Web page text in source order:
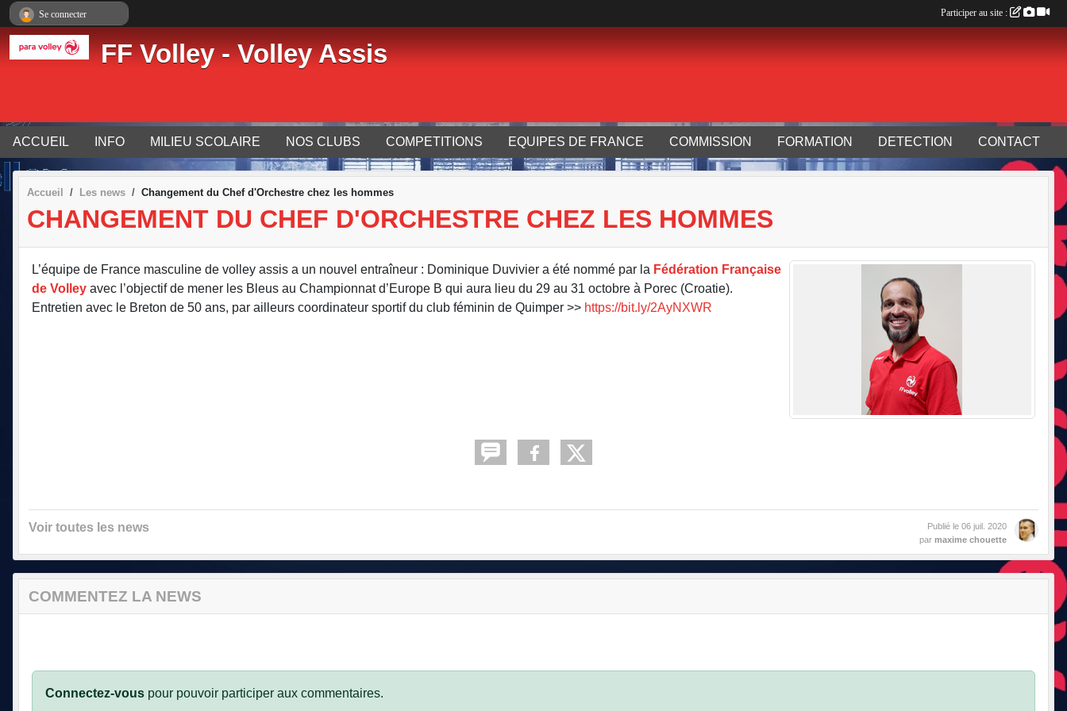
FF Volley - Volley Assis
ACCUEIL INFO MILIEU SCOLAIRE NOS CLUBS COMPETITIONS EQUIPES DE FRANCE COMMISSION FORMATION DETECTION CONTACT
Accueil Les news Changement du Chef d'Orchestre chez les hommes
CHANGEMENT DU CHEF D'ORCHESTRE CHEZ LES HOMMES
L’équipe de France masculine de volley assis a un nouvel entraîneur : Dominique Duvivier a été nommé par la Fédération Française
de Volley avec l’objectif de mener les Bleus au Championnat d’Europe B qui aura lieu du 29 au 31 octobre à Porec (Croatie).
Entretien avec le Breton de 50 ans, par ailleurs coordinateur sportif du club féminin de Quimper >> https://bit.ly/2AyNXWR
Voir toutes les news Publié le 06 juil. 2020
par maxime chouette
COMMENTEZ LA NEWS
Connectez-vous pour pouvoir participer aux commentaires.
Se connecter Participer au site :
Panneau de gestion des cookies